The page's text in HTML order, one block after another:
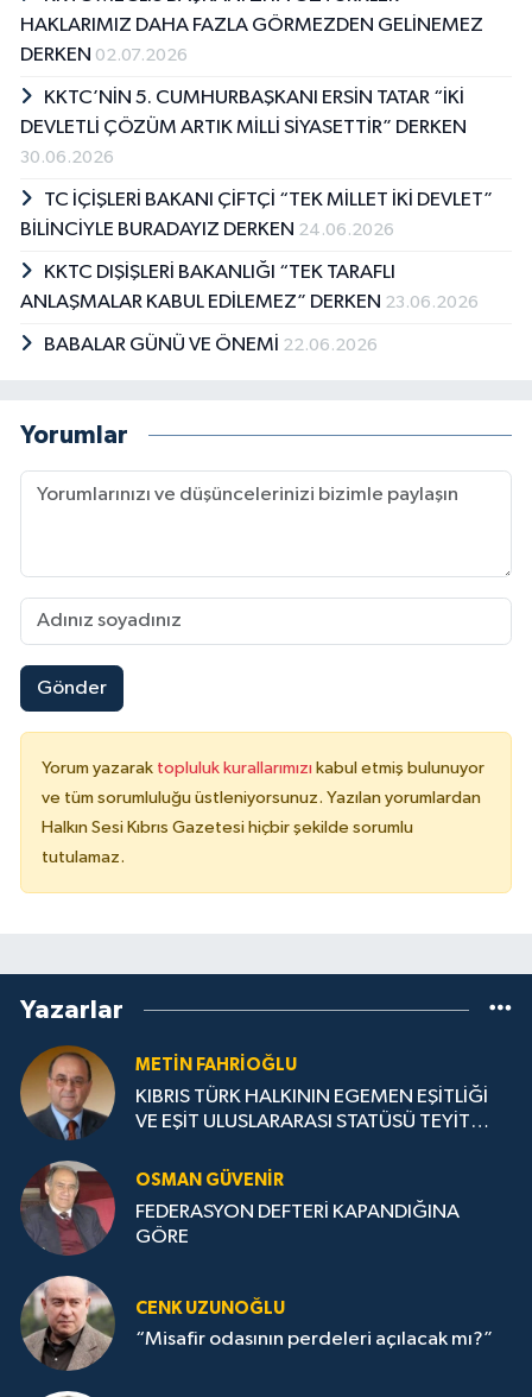
HAKLARIMIZ DAHA FAZLA GÖRMEZDEN GELİNEMEZ
DERKEN 02.07.2026
KKTC’NİN 5. CUMHURBAŞKANI ERSİN TATAR “İKİ
DEVLETLİ ÇÖZÜM ARTIK MİLLİ SİYASETTİR” DERKEN
30.06.2026
TC İÇİŞLERİ BAKANI ÇİFTÇİ “TEK MİLLET İKİ DEVLET”
BİLİNCİYLE BURADAYIZ DERKEN 24.06.2026
KKTC DIŞİŞLERİ BAKANLIĞI “TEK TARAFLI
ANLAŞMALAR KABUL EDİLEMEZ” DERKEN 23.06.2026
BABALAR GÜNÜ VE ÖNEMİ 22.06.2026
Yorumlar
Gönder
Yorum yazarak topluluk kurallarımızı kabul etmiş bulunuyor
ve tüm sorumluluğu üstleniyorsunuz. Yazılan yorumlardan
Halkın Sesi Kıbrıs Gazetesi hiçbir şekilde sorumlu
tutulamaz.
Yazarlar
METIN FAHRİOĞLU
KIBRIS TÜRK HALKININ EGEMEN EŞİTLİĞİ
VE EŞİT ULUSLARARASI STATÜSÜ TEYİT
OSMAN GÜVENİR
FEDERASYON DEFTERİ KAPANDIĞINA
GÖRE
CENK UZUNOĞLU
“Misafir odasının perdeleri açılacak mı?”